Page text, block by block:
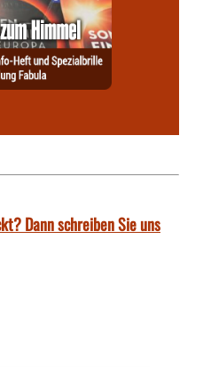
Dann schreiben Sie uns